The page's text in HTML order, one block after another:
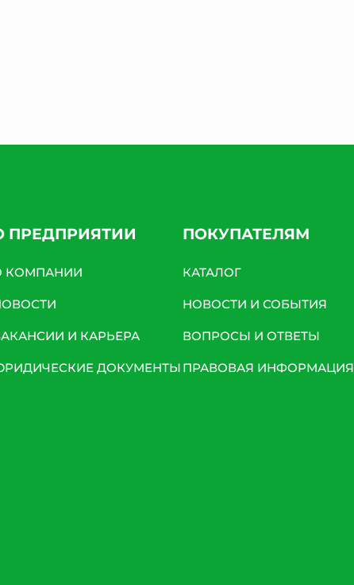
ПРЕДПРИЯТИИ
КОМПАНИИ
И КАРЬЕРА
ДОКУМЕНТЫ
ПОКУПАТЕЛЯМ
КАТАЛОГ
НОВОСТИ И СОБЫТИЯ
ВОПРОСЫ И ОТВЕТЫ
ПРАВОВАЯ ИНФОРМАЦИЯ